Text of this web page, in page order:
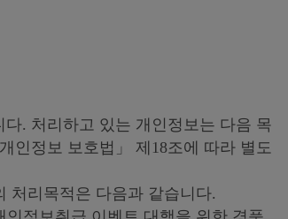
. 처리하고 있는 개인정보는 다음 목
인정보 보호법」 제18조에 따라 별도
처리목적은 다음과 같습니다.